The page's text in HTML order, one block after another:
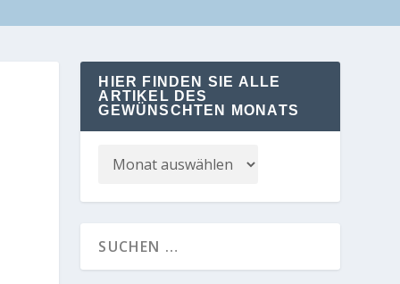
HIER FINDEN SIE ALLE
ARTIKEL DES
GEWÜNSCHTEN MONATS